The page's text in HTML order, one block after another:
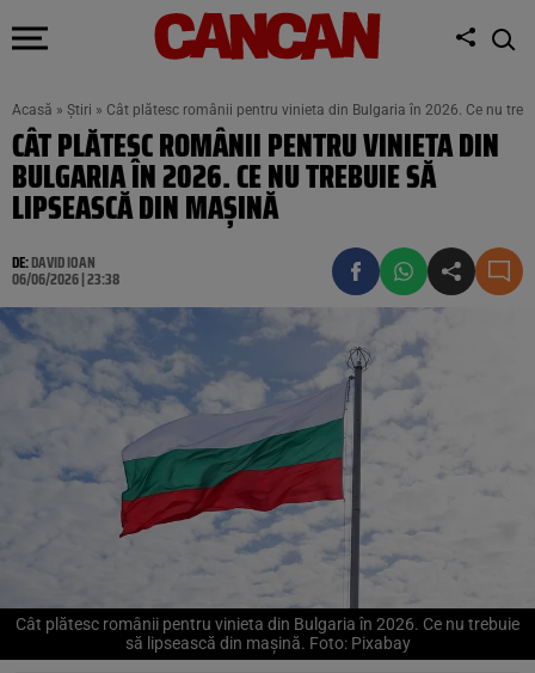
Acasă » Știri » Cât plătesc românii pentru vinieta din Bulgaria în 2026. Ce nu
CÂT PLĂTESC ROMÂNII PENTRU VINIETA DIN
BULGARIA ÎN 2026. CE NU TREBUIE SĂ
LIPSEASCĂ DIN MAȘINĂ
DE:DAVID IOAN
06/06/2026 | 23:38
Cât plătesc românii pentru vinieta din Bulgaria în 2026. Ce nu trebuie
să lipsească din mașină. Foto: Pixabay